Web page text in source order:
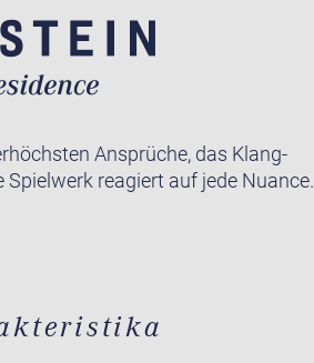
Ansprüche, das Klang-
reagiert auf jede Nuance.